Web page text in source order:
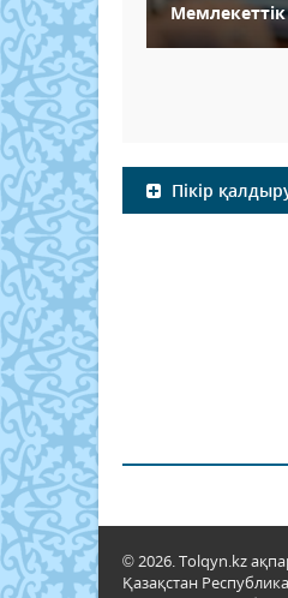
Пікір
© 2026. Tolqyn.kz
Қазақстан